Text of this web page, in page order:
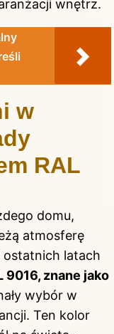
wnętrz.
w
RAL
domu,
atmosferę
ostatnich latach
9016, znane jako
wybór w
Ten kolor